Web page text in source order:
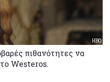
HBO
πιθανότητες να
Westeros.